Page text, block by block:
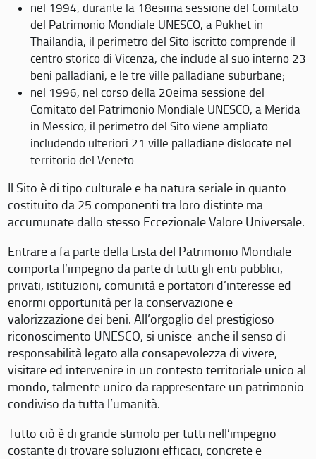
nel 1994, durante la 18esima sessione del Comitato
del Patrimonio Mondiale UNESCO, a Pukhet in
Thailandia, il perimetro del Sito iscritto comprende il
centro storico di Vicenza, che include al suo interno 23
beni palladiani, e le tre ville palladiane suburbane;
nel 1996, nel corso della 20eima sessione del
Comitato del Patrimonio Mondiale UNESCO, a Merida
in Messico, il perimetro del Sito viene ampliato
includendo ulteriori 21 ville palladiane dislocate nel
territorio del Veneto.
Il Sito è di tipo culturale e ha natura seriale in quanto
costituito da 25 componenti tra loro distinte ma
accumunate dallo stesso Eccezionale Valore Universale.
Entrare a fa parte della Lista del Patrimonio Mondiale
comporta l’impegno da parte di tutti gli enti pubblici,
privati, istituzioni, comunità e portatori d’interesse ed
enormi opportunità per la conservazione e
valorizzazione dei beni. All’orgoglio del prestigioso
riconoscimento UNESCO, si unisce anche il senso di
responsabilità legato alla consapevolezza di vivere,
visitare ed intervenire in un contesto territoriale unico al
mondo, talmente unico da rappresentare un patrimonio
condiviso da tutta l’umanità.
Tutto ciò è di grande stimolo per tutti nell’impegno
costante di trovare soluzioni efficaci, concrete e